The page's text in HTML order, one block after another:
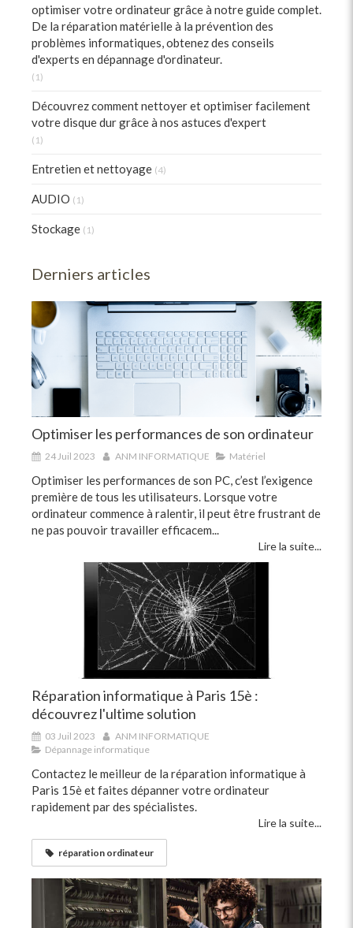
optimiser votre ordinateur grâce à notre guide complet.
De la réparation matérielle à la prévention des
problèmes informatiques, obtenez des conseils
d'experts en dépannage d'ordinateur.
(1)
Découvrez comment nettoyer et optimiser facilement
votre disque dur grâce à nos astuces d'expert
(1)
Entretien et nettoyage (4)
AUDIO (1)
Stockage (1)
Derniers articles
Optimiser les performances de son ordinateur
24 Juil 2023 ANM INFORMATIQUE Matériel
Optimiser les performances de son PC, c’est l’exigence
première de tous les utilisateurs. Lorsque votre
ordinateur commence à ralentir, il peut être frustrant de
ne pas pouvoir travailler efficacem...
Lire la suite...
Réparation informatique à Paris 15è :
découvrez l'ultime solution
03 Juil 2023
ANM INFORMATIQUE
Dépannage informatique
Contactez le meilleur de la réparation informatique à
Paris 15è et faites dépanner votre ordinateur
rapidement par des spécialistes.
Lire la suite...
réparation ordinateur